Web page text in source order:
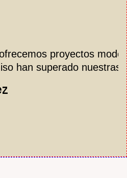
proyectos
han superado nuestras